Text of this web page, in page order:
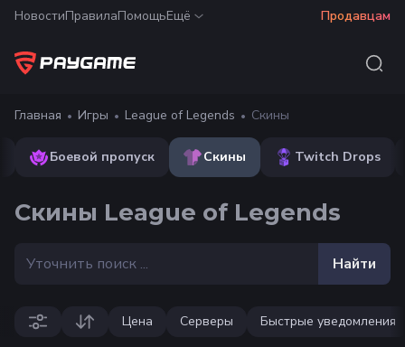
НовостиПравилаПомощьЕщё Продавцам
Главная Игры League of Legends Скины
Боевой пропуск Скины Twitch Drops
Скины League of Legends
Найти
Цена Серверы Быстрые уведомления